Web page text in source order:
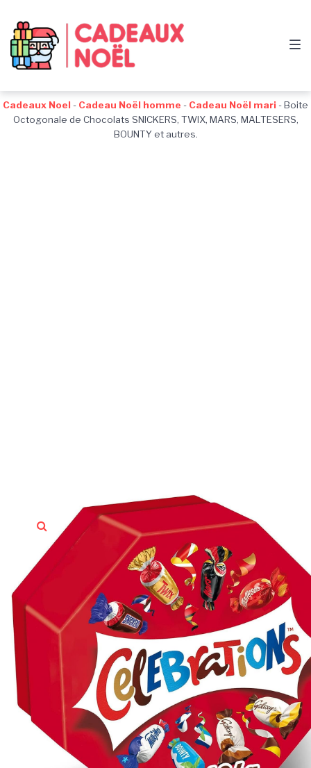
navigation
au
contenu
au
pied
de
Cadeaux Noel - Cadeau Noël homme - Cadeau Noël mari -Boite
Octogonale de Chocolats SNICKERS, TWIX, MARS, MALTESERS,
BOUNTY et autres.